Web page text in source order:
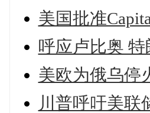
美国批准
呼应卢比奥
美欧为俄乌停
川普呼吁美联